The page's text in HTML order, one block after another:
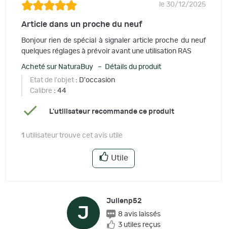
le 30/12/2025
Article dans un proche du neuf
Bonjour rien de spécial à signaler article proche du neuf
quelques réglages à prévoir avant une utilisation RAS
Acheté sur NaturaBuy – Détails du produit
Etat de l'objet : D'occasion
Calibre : 44
L'utilisateur recommande ce produit
1 utilisateur trouve cet avis utile
Utile
J
Julienp52
8 avis laissés
3 utiles reçus